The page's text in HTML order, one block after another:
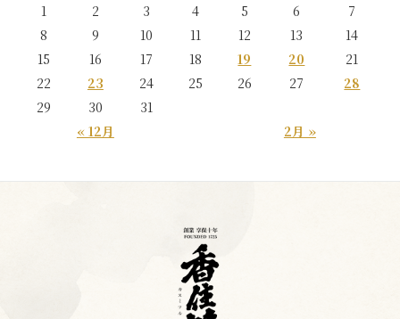
« 12月 2月 »
1 2 3 4 5 6
7
8
9 10 11 12 13
14
15
16 17 18 19 20
21
22
23 24 25 26 27
28
29
30 31